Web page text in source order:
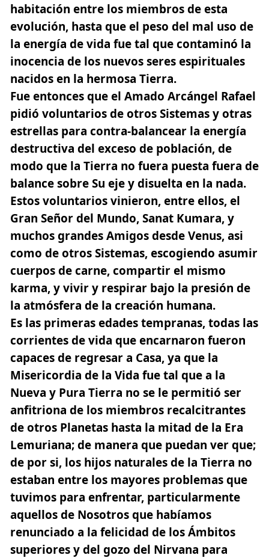
habitación entre los miembros de esta
evolución, hasta que el peso del mal uso de
la energía de vida fue tal que contaminó la
inocencia de los nuevos seres espirituales
nacidos en la hermosa Tierra.
Fue entonces que el Amado Arcángel Rafael
pidió voluntarios de otros Sistemas y otras
estrellas para contra-balancear la energía
destructiva del exceso de población, de
modo que la Tierra no fuera puesta fuera de
balance sobre Su eje y disuelta en la nada.
Estos voluntarios vinieron, entre ellos, el
Gran Señor del Mundo, Sanat Kumara, y
muchos grandes Amigos desde Venus, asi
como de otros Sistemas, escogiendo asumir
cuerpos de carne, compartir el mismo
karma, y vivir y respirar bajo la presión de
la atmósfera de la creación humana.
Es las primeras edades tempranas, todas las
corrientes de vida que encarnaron fueron
capaces de regresar a Casa, ya que la
Misericordia de la Vida fue tal que a la
Nueva y Pura Tierra no se le permitió ser
anfitriona de los miembros recalcitrantes
de otros Planetas hasta la mitad de la Era
Lemuriana; de manera que puedan ver que;
de por si, los hijos naturales de la Tierra no
estaban entre los mayores problemas que
tuvimos para enfrentar, particularmente
aquellos de Nosotros que habíamos
renunciado a la felicidad de los Ámbitos
superiores y del gozo del Nirvana para